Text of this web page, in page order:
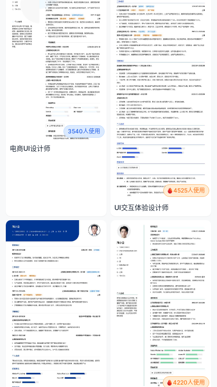
3540人使用
电商UI设计师
4525人使用
UI交互体验设计师
4220人使用